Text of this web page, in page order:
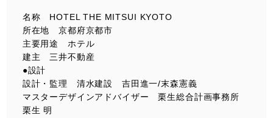
名称 HOTEL THE MITSUI KYOTO
所在地 京都府京都市
主要用途 ホテル
建主 三井不動産
●設計
設計・監理 清水建設 吉田進一/末森憲義
マスターデザインアドバイザー 栗生総合計画事務所
栗生 明